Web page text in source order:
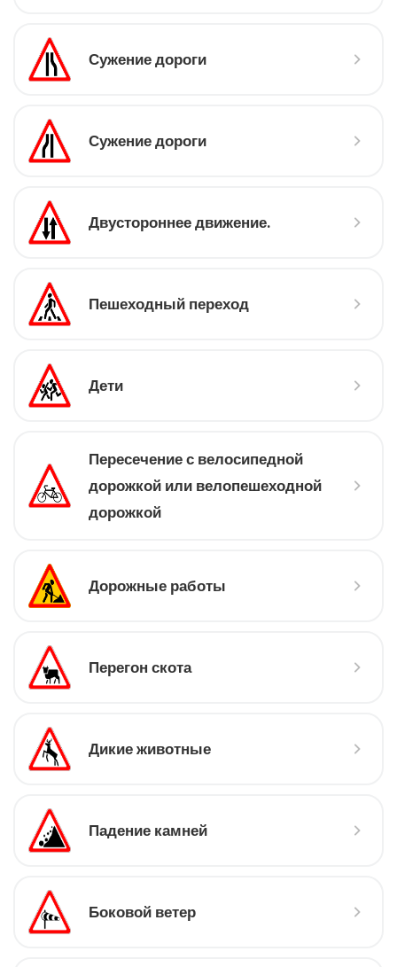
Сужение дороги
Сужение дороги
Двустороннее движение.
Пешеходный переход
Дети
Пересечение с велосипедной
дорожкой или велопешеходной
дорожкой
Дорожные работы
Перегон скота
Дикие животные
Падение камней
Боковой ветер